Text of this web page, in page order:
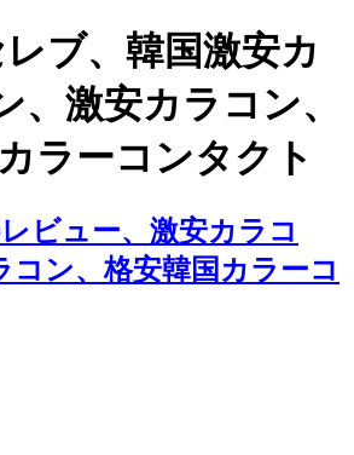
ブ、韓国激安カ
激安カラコン、
ラーコンタクト
ビュー、激安カラコ
ン、格安韓国カラーコ